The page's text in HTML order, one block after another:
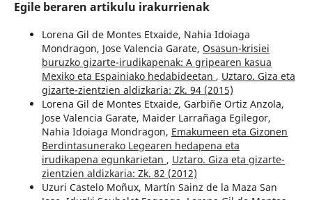
Egile beraren artikulu irakurrienak
Lorena Gil de Montes Etxaide, Nahia Idoiaga
Mondragon, Jose Valencia Garate, Osasun-krisiei
buruzko gizarte-irudikapenak: A gripearen kasua
Mexiko eta Espainiako hedabideetan , Uztaro. Giza eta
gizarte-zientzien aldizkaria: Zk. 94 (2015)
Lorena Gil de Montes Etxaide, Garbiñe Ortiz Anzola,
Jose Valencia Garate, Maider Larrañaga Egilegor,
Nahia Idoiaga Mondragon, Emakumeen eta Gizonen
Berdintasunerako Legearen hedapena eta
irudikapena egunkarietan , Uztaro. Giza eta gizarte-
zientzien aldizkaria: Zk. 82 (2012)
Uzuri Castelo Moñux, Martín Sainz de la Maza San